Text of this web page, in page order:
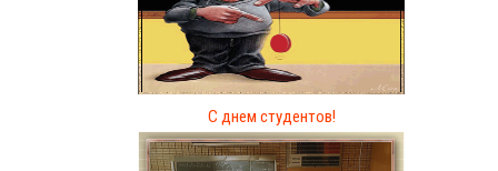
С днем студентов!